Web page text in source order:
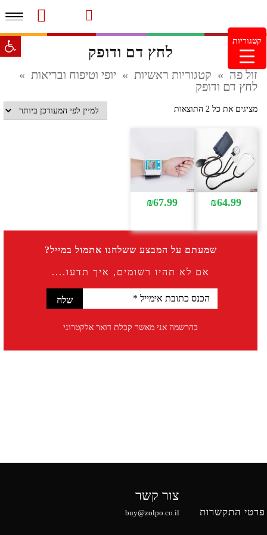
מוצרים חדשים
צור קשר מעקב הזמנות
מינימום הזמנה 99.99 ש"ח – משלוח חינם ברכישה מעל
249.99ש"ח
לחץ דם ודופק
זול פה » קטגוריות ראשיות » יופי וטיפוח ובריאות »
לחץ דם ודופק
מציגים את כל ⁦2⁩ התוצאות
ממוין
העדכני
ביותר
₪64.99
₪67.99
שמעתם על המבצע ששלחנו אתמול במייל?
אם לא תהיו רשומים, איך תדעו....
בהרשמה אני מאשר קבלת דואר אלקטרוני
פרטי התקשרות
צור קשר
buy@zolpo.co.il
קטגוריות פתח